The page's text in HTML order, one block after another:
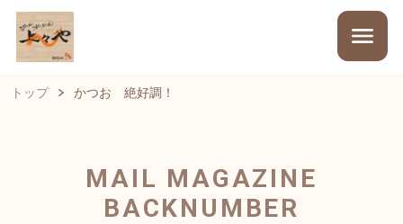
トップ かつお 絶好調！
MAIL MAGAZINE
BACKNUMBER